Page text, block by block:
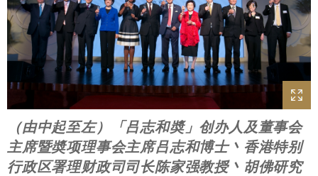
（由中起至左）「吕志和奬」创办人及董事会
主席暨奬项理事会主席吕志和博士丶香港特别
行政区署理财政司司长陈家强教授丶胡佛研究